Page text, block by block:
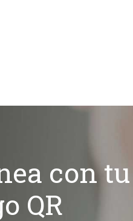
con
QR